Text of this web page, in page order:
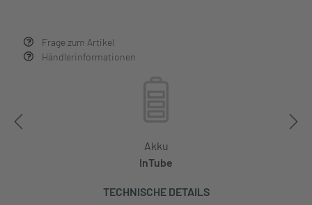
Frage zum Artikel
Händlerinformationen
Akku
InTube
TECHNISCHE DETAILS